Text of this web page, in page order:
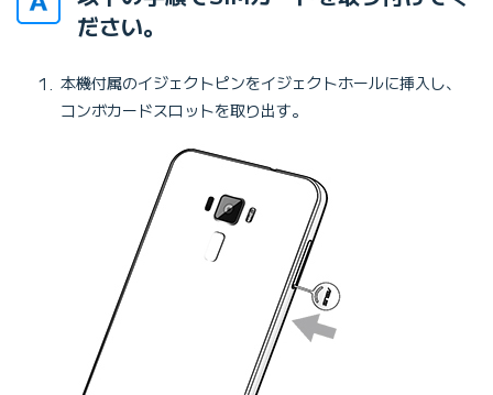
ださい。
本機付属のイジェクトピンをイジェクトホールに挿入し、
コンボカードスロットを取り出す。